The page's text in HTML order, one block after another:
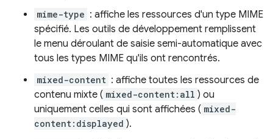
mime-type : affiche les ressources d'un type MIME
spécifié. Les outils de développement remplissent
le menu déroulant de saisie semi-automatique avec
tous les types MIME qu'ils ont rencontrés.
mixed-content : affiche toutes les ressources de
contenu mixte ( mixed-content:all ) ou
uniquement celles qui sont affichées ( mixed-
content:displayed ).